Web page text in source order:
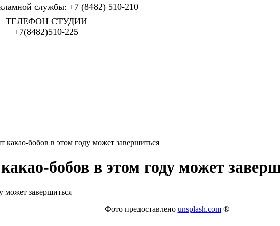
службы: +7 (8482) 510-210
ТЕЛЕФОН СТУДИИ
+7(8482)510-225
бобов в этом году может завершиться
бобов в этом году может
Фото предоставлено unsplash.com®